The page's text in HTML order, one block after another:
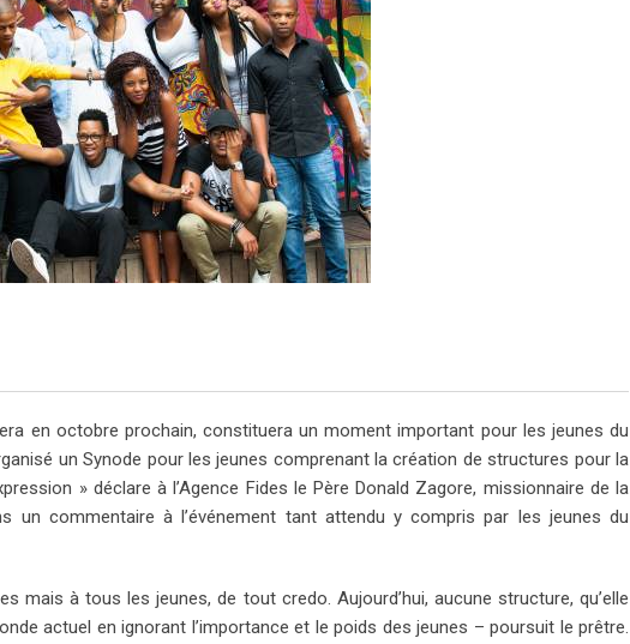
en octobre prochain, constituera un moment important pour les jeunes du
un Synode pour les jeunes comprenant la création de structures pour la
» déclare à l’Agence Fides le Père Donald Zagore, missionnaire de la
un commentaire à l’événement tant attendu y compris par les jeunes du
mais à tous les jeunes, de tout credo. Aujourd’hui, aucune structure, qu’elle
actuel en ignorant l’importance et le poids des jeunes – poursuit le prêtre.